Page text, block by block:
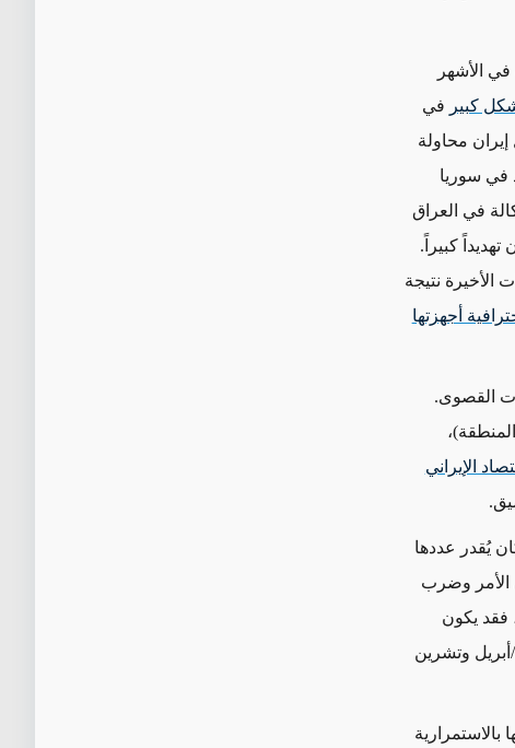
الأشهر
كبير في
محاولة
في سوريا
في العراق
كبيراً.
الأخيرة نتيجة
أجهزتها
القصوى.
الإيراني
يُقدر عددها
الأمر وضرب
فقد يكون
أبريل وتشرين